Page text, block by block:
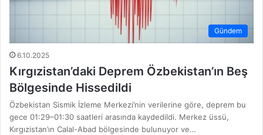
Gündem
6.10.2025
Kırgızistan’daki Deprem Özbekistan’ın Beş
Bölgesinde Hissedildi
Özbekistan Sismik İzleme Merkezi’nin verilerine göre, deprem bu
gece 01:29–01:30 saatleri arasında kaydedildi. Merkez üssü,
Kırgızistan’ın Calal-Abad bölgesinde bulunuyor ve…